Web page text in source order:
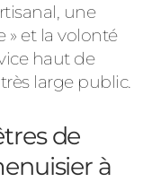
une
» et la volonté
haut de
large public.
de
à